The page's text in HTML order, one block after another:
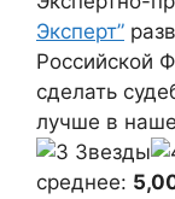
Эксперт”
Российской
сделать
лучше в
среднее: